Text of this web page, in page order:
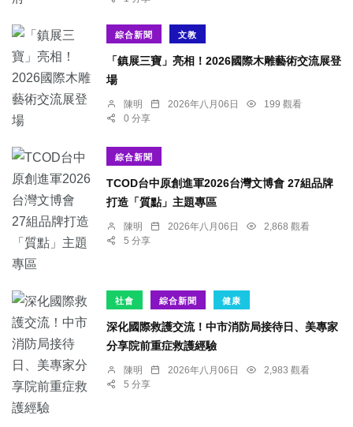
綜合新聞 文教
「鎮展三寶」亮相！2026國際木雕藝術交流展登
場
陳明 2026年八月06日
199 觀看
0 分享
綜合新聞
TCOD台中原創進軍2026台灣文博會 27組品牌
打造「質點」主題專區
陳明 2026年八月06日
2,868 觀看
5 分享
社會 綜合新聞 健康
深化國際救護交流！中市消防局接待日、美專家
分享院前重症救護經驗
陳明 2026年八月06日
2,983 觀看
5 分享